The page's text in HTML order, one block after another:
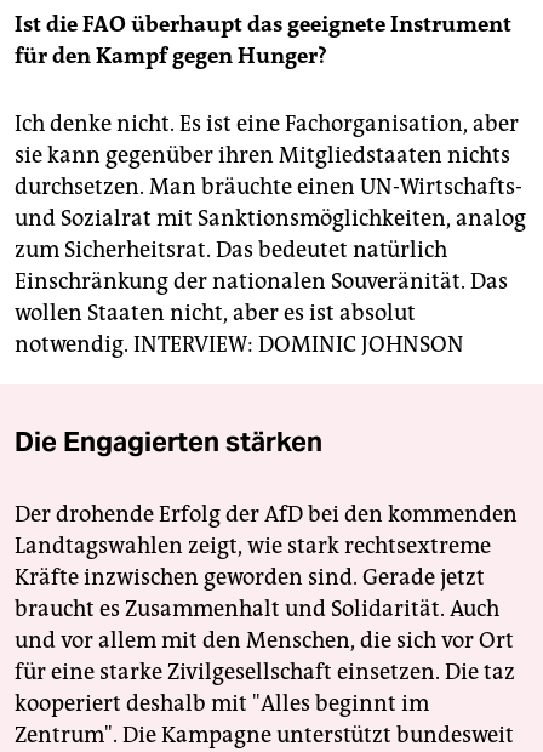
Ist die FAO überhaupt das geeignete Instrument
für den Kampf gegen Hunger?
Ich denke nicht. Es ist eine Fachorganisation, aber
sie kann gegenüber ihren Mitgliedstaaten nichts
durchsetzen. Man bräuchte einen UN-Wirtschafts-
und Sozialrat mit Sanktionsmöglichkeiten, analog
zum Sicherheitsrat. Das bedeutet natürlich
Einschränkung der nationalen Souveränität. Das
wollen Staaten nicht, aber es ist absolut
notwendig. INTERVIEW: DOMINIC JOHNSON
Die Engagierten stärken
Der drohende Erfolg der AfD bei den kommenden
Landtagswahlen zeigt, wie stark rechtsextreme
Kräfte inzwischen geworden sind. Gerade jetzt
braucht es Zusammenhalt und Solidarität. Auch
und vor allem mit den Menschen, die sich vor Ort
für eine starke Zivilgesellschaft einsetzen. Die taz
kooperiert deshalb mit "Alles beginnt im
Zentrum". Die Kampagne unterstützt bundesweit